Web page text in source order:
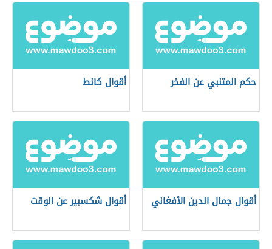
حكم المتنبي عن الفخر أقوال كانط
أقوال جمال الدين الأفغاني أقوال شكسبير عن الوقت